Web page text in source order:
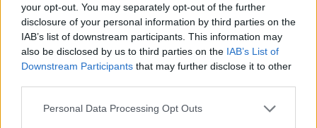
your opt-out. You may separately opt-out of the further
disclosure of your personal information by third parties on the
IAB’s list of downstream participants. This information may
also be disclosed by us to third parties on the IAB’s List of
Downstream Participants that may further disclose it to other
Personal Data Processing Opt Outs